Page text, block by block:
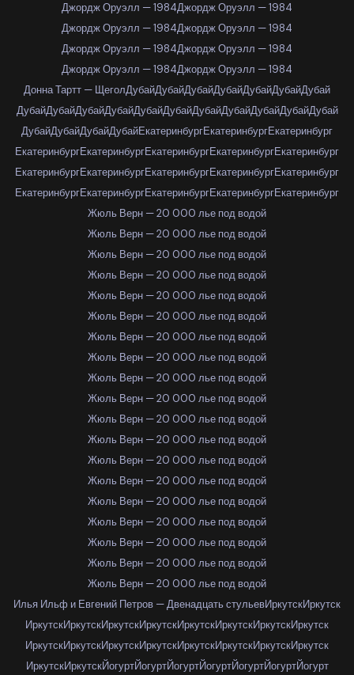
Джордж Оруэлл — 1984Джордж Оруэлл — 1984
Джордж Оруэлл — 1984Джордж Оруэлл — 1984
Джордж Оруэлл — 1984Джордж Оруэлл — 1984
Джордж Оруэлл — 1984Джордж Оруэлл — 1984
Донна Тартт — ЩеголДубайДубайДубайДубайДубайДубайДубай
ДубайДубайДубайДубайДубайДубайДубайДубайДубайДубайДубай
ДубайДубайДубайДубайЕкатеринбургЕкатеринбургЕкатеринбург
ЕкатеринбургЕкатеринбургЕкатеринбургЕкатеринбургЕкатеринбург
ЕкатеринбургЕкатеринбургЕкатеринбургЕкатеринбургЕкатеринбург
ЕкатеринбургЕкатеринбургЕкатеринбургЕкатеринбургЕкатеринбург
Жюль Верн — 20 000 лье под водой
Жюль Верн — 20 000 лье под водой
Жюль Верн — 20 000 лье под водой
Жюль Верн — 20 000 лье под водой
Жюль Верн — 20 000 лье под водой
Жюль Верн — 20 000 лье под водой
Жюль Верн — 20 000 лье под водой
Жюль Верн — 20 000 лье под водой
Жюль Верн — 20 000 лье под водой
Жюль Верн — 20 000 лье под водой
Жюль Верн — 20 000 лье под водой
Жюль Верн — 20 000 лье под водой
Жюль Верн — 20 000 лье под водой
Жюль Верн — 20 000 лье под водой
Жюль Верн — 20 000 лье под водой
Жюль Верн — 20 000 лье под водой
Жюль Верн — 20 000 лье под водой
Жюль Верн — 20 000 лье под водой
Жюль Верн — 20 000 лье под водой
Илья Ильф и Евгений Петров — Двенадцать стульевИркутскИркутск
ИркутскИркутскИркутскИркутскИркутскИркутскИркутскИркутск
ИркутскИркутскИркутскИркутскИркутскИркутскИркутскИркутск
ИркутскИркутскЙогуртЙогуртЙогуртЙогуртЙогуртЙогуртЙогурт